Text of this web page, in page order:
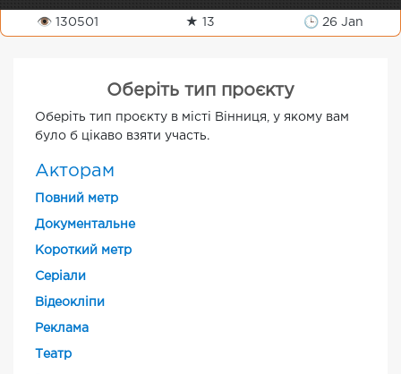
👁 130501 ★ 13 🕒 26 Jan
Оберіть тип проєкту
Оберіть тип проєкту в місті Вінниця, у якому вам
було б цікаво взяти участь.
Акторам
Повний метр
Документальне
Короткий метр
Cеріали
Відеокліпи
Реклама
Театр